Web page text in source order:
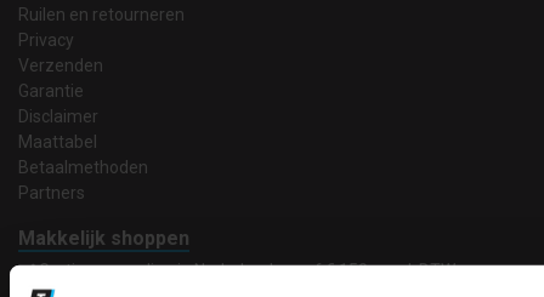
Ruilen en retourneren
Privacy
Verzenden
Garantie
Disclaimer
Maattabel
Betaalmethoden
Partners
Makkelijk shoppen
Gratis verzending in Nederland vanaf € 150,- excl. BTW